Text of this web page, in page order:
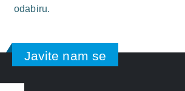
odabiru.
Javite nam se